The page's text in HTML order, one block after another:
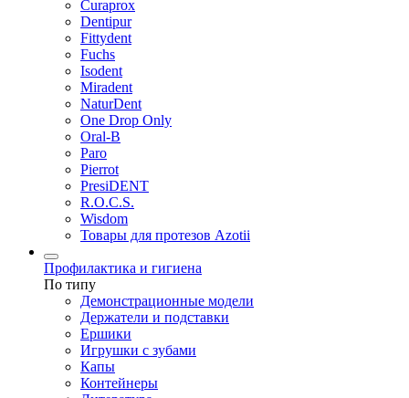
Curaprox
Dentipur
Fittydent
Fuchs
Isodent
Miradent
NaturDent
One Drop Only
Oral-B
Paro
Pierrot
PresiDENT
R.O.C.S.
Wisdom
Товары для протезов Azotii
Профилактика и гигиена
По типу
Демонстрационные модели
Держатели и подставки
Ершики
Игрушки с зубами
Капы
Контейнеры